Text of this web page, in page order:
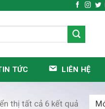
TỨC LIÊN HỆ
thị tất cả 6 kết quả